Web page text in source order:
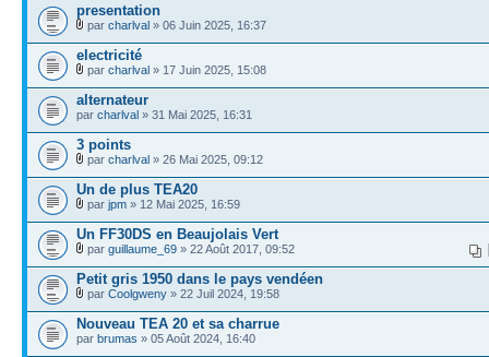
presentation
par charlval » 06 Juin 2025, 16:37
electricité
par charlval » 17 Juin 2025, 15:08
alternateur
par charlval » 31 Mai 2025, 16:31
3 points
par charlval » 26 Mai 2025, 09:12
Un de plus TEA20
par jpm » 12 Mai 2025, 16:59
Un FF30DS en Beaujolais Vert
par guillaume_69 » 22 Août 2017, 09:52
Petit gris 1950 dans le pays vendéen
par Coolgweny » 22 Juil 2024, 19:58
Nouveau TEA 20 et sa charrue
par brumas » 05 Août 2024, 16:40